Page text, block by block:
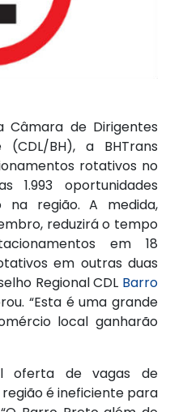
Câmara de Dirigentes
BH), a BHTrans
rotativos no
1.993 oportunidades
na região. A medida,
reduzirá o tempo
em 18
em outras duas
Regional CDL Barro
“Esta é uma grande
local ganharão
oferta de vagas de
é ineficiente para